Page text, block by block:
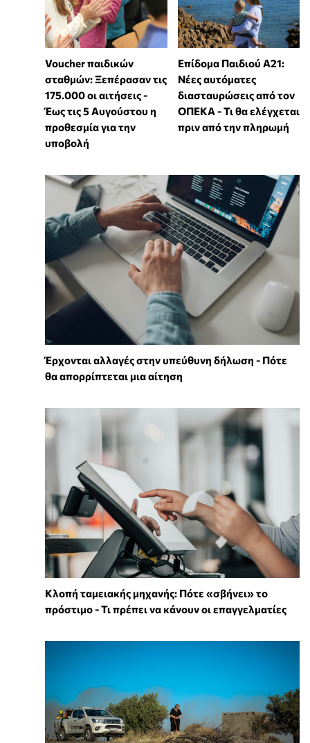
Voucher παιδικών
σταθμών: Ξεπέρασαν τις
175.000 οι αιτήσεις -
Έως τις 5 Αυγούστου η
προθεσμία για την
υποβολή
Επίδομα Παιδιού Α21:
Νέες αυτόματες
διασταυρώσεις από τον
ΟΠΕΚΑ - Τι θα ελέγχεται
πριν από την πληρωμή
Έρχονται αλλαγές στην υπεύθυνη δήλωση - Πότε
θα απορρίπτεται μια αίτηση
Κλοπή ταμειακής μηχανής: Πότε «σβήνει» το
πρόστιμο - Τι πρέπει να κάνουν οι επαγγελματίες